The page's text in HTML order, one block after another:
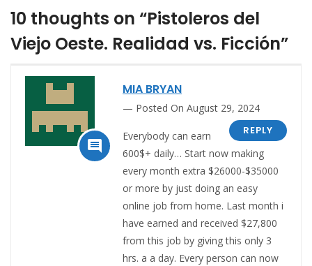
10 thoughts on “Pistoleros del
Viejo Oeste. Realidad vs. Ficción”

MIA BRYAN
Posted On August 29, 2024
REPLY
Everybody can earn
600$+ daily… Start now making
every month extra $26000-$35000
or more by just doing an easy
online job from home. Last month i
have earned and received $27,800
from this job by giving this only 3
hrs. a a day. Every person can now